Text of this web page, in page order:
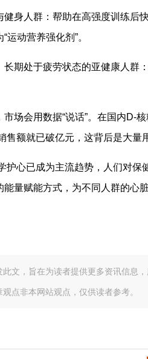
健身人群：帮助在高强度训练后
运动营养强化剂”。
长期处于疲劳状态的亚健康人群
市场会用数据“说话”。在国内D-
售额就已破亿元，这背后是大量
护心已成为主流趋势，人们对
量赋能方式，为不同人群的心
此文，旨在为读者提供更多资讯信息
点非本网站观点，仅供读者参考。